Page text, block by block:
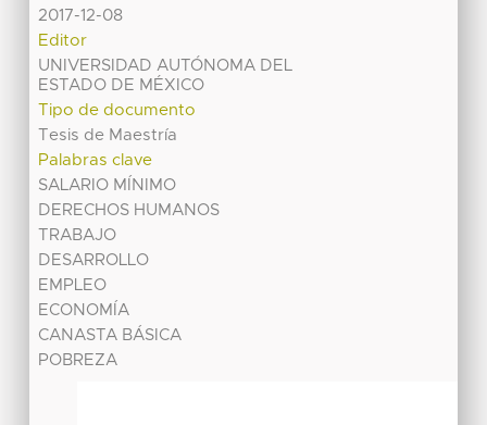
2017-12-08
Editor
UNIVERSIDAD AUTÓNOMA DEL
ESTADO DE MÉXICO
Tipo de documento
Tesis de Maestría
Palabras clave
SALARIO MÍNIMO
DERECHOS HUMANOS
TRABAJO
DESARROLLO
EMPLEO
ECONOMÍA
CANASTA BÁSICA
POBREZA